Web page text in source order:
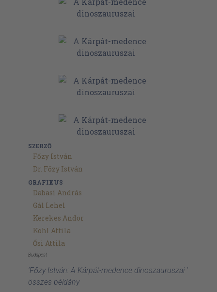
SZERZŐ
Főzy István
Dr. Főzy István
GRAFIKUS
Dabasi András
Gál Lehel
Kerekes Andor
Kohl Attila
Ősi Attila
Budapest
'Főzy István: A Kárpát-medence dinoszauruszai '
összes példány